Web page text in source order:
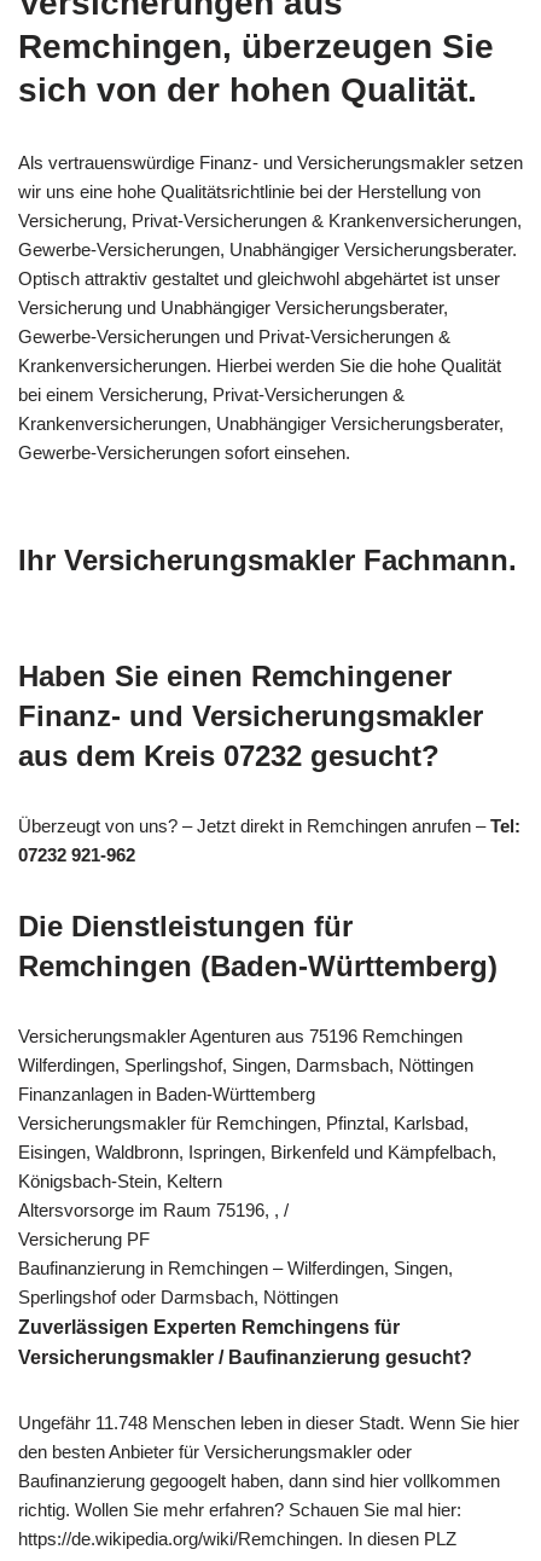
Remchingen, überzeugen Sie
sich von der hohen Qualität.
Als vertrauenswürdige Finanz- und Versicherungsmakler setzen
wir uns eine hohe Qualitätsrichtlinie bei der Herstellung von
Versicherung, Privat-Versicherungen & Krankenversicherungen,
Gewerbe-Versicherungen, Unabhängiger Versicherungsberater.
Optisch attraktiv gestaltet und gleichwohl abgehärtet ist unser
Versicherung und Unabhängiger Versicherungsberater,
Gewerbe-Versicherungen und Privat-Versicherungen &
Krankenversicherungen. Hierbei werden Sie die hohe Qualität
bei einem Versicherung, Privat-Versicherungen &
Krankenversicherungen, Unabhängiger Versicherungsberater,
Gewerbe-Versicherungen sofort einsehen.
Ihr Versicherungsmakler Fachmann.
Haben Sie einen Remchingener
Finanz- und Versicherungsmakler
aus dem Kreis 07232 gesucht?
Überzeugt von uns? – Jetzt direkt in Remchingen anrufen –Tel:
07232 921-962
Die Dienstleistungen für
Remchingen (Baden-Württemberg)
Versicherungsmakler Agenturen aus 75196 Remchingen
Wilferdingen, Sperlingshof, Singen, Darmsbach, Nöttingen
Finanzanlagen in Baden-Württemberg
Versicherungsmakler für Remchingen, Pfinztal, Karlsbad,
Eisingen, Waldbronn, Ispringen, Birkenfeld und Kämpfelbach,
Königsbach-Stein, Keltern
Altersvorsorge im Raum 75196, , /
Versicherung PF
Baufinanzierung in Remchingen – Wilferdingen, Singen,
Sperlingshof oder Darmsbach, Nöttingen
Zuverlässigen Experten Remchingens für
Versicherungsmakler / Baufinanzierung gesucht?
Ungefähr 11.748 Menschen leben in dieser Stadt. Wenn Sie hier
den besten Anbieter für Versicherungsmakler oder
Baufinanzierung gegoogelt haben, dann sind hier vollkommen
richtig. Wollen Sie mehr erfahren? Schauen Sie mal hier:
https://de.wikipedia.org/wiki/Remchingen. In diesen PLZ